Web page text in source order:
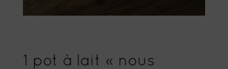
1 pot à lait « nous